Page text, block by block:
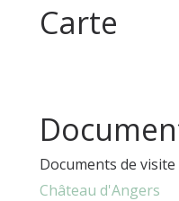
Carte
Documents de
Château d'Angers